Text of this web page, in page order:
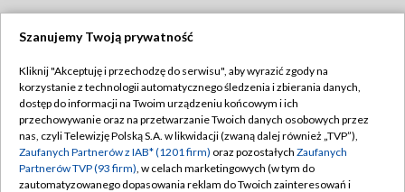
TVP
Abonament TVP
Emisja w TVP
Centrum informacji TVP
Regulamin TVP
Polityka prywatności
Moje zgody
Szanujemy Twoją prywatność
Kliknij "Akceptuję i przechodzę do serwisu", aby wyrazić zgody na
korzystanie z technologii automatycznego śledzenia i zbierania danych,
dostęp do informacji na Twoim urządzeniu końcowym i ich
przechowywanie oraz na przetwarzanie Twoich danych osobowych przez
nas, czyli Telewizję Polską S.A. w likwidacji (zwaną dalej również „TVP”),
Zaufanych Partnerów z IAB* (1201 firm) oraz pozostałych Zaufanych
Partnerów TVP (93 firm), w celach marketingowych (w tym do
zautomatyzowanego dopasowania reklam do Twoich zainteresowań i